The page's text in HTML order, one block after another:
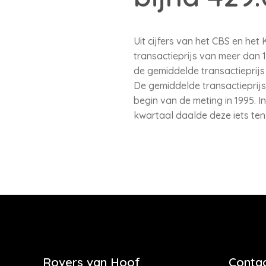
Uit cijfers van het CBS en
transactieprijs van meer dan
de gemiddelde
De gemiddelde
begin van de meting in
kwartaal daalde deze iets
Rovers van Hoof